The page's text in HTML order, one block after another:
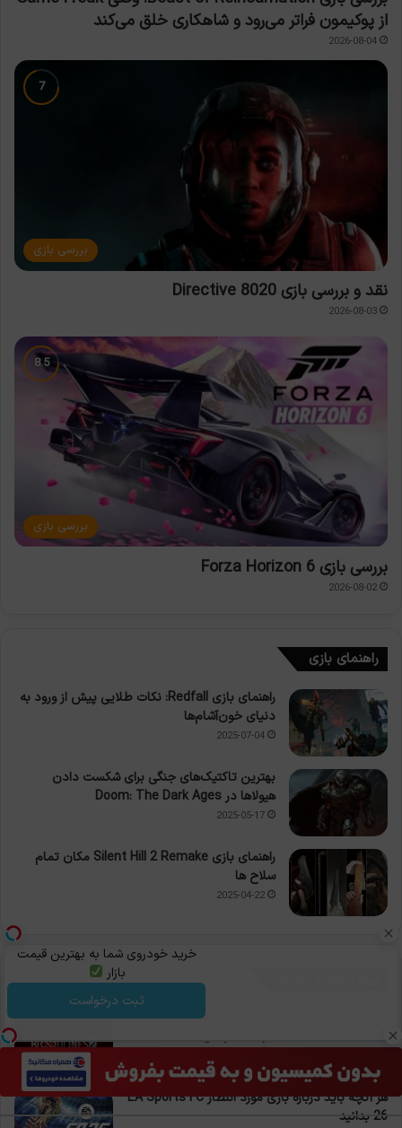
از پوکیمون فراتر می‌رود و شاهکاری خلق می‌کند
2026-08-04
بررسی بازی
نقد و بررسی بازی Directive 8020
2026-08-03
بررسی بازی
بررسی بازی Forza Horizon 6
2026-08-02
راهنمای بازی
راهنمای بازی Redfall: نکات طلایی پیش از ورود به
دنیای خون‌آشام‌ها
2025-07-04
بهترین تاکتیک‌های جنگی برای شکست دادن
هیولاها در Doom: The Dark Ages
2025-05-17
راهنمای بازی Silent Hill 2 Remake مکان تمام
سلاح ها
2025-04-22
هر آنچه باید درباره بازی Vampire: The
هر آنچه باید درباره بازی مورد انتظار EA Sports FC
26 بدانید
خرید خودروی شما به بهترین قیمت
بازار
ثبت درخواست